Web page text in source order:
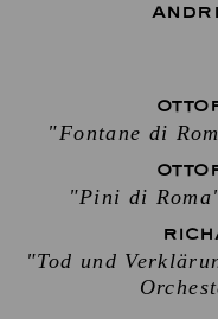
"Fontane di
"Pini di
"Tod und